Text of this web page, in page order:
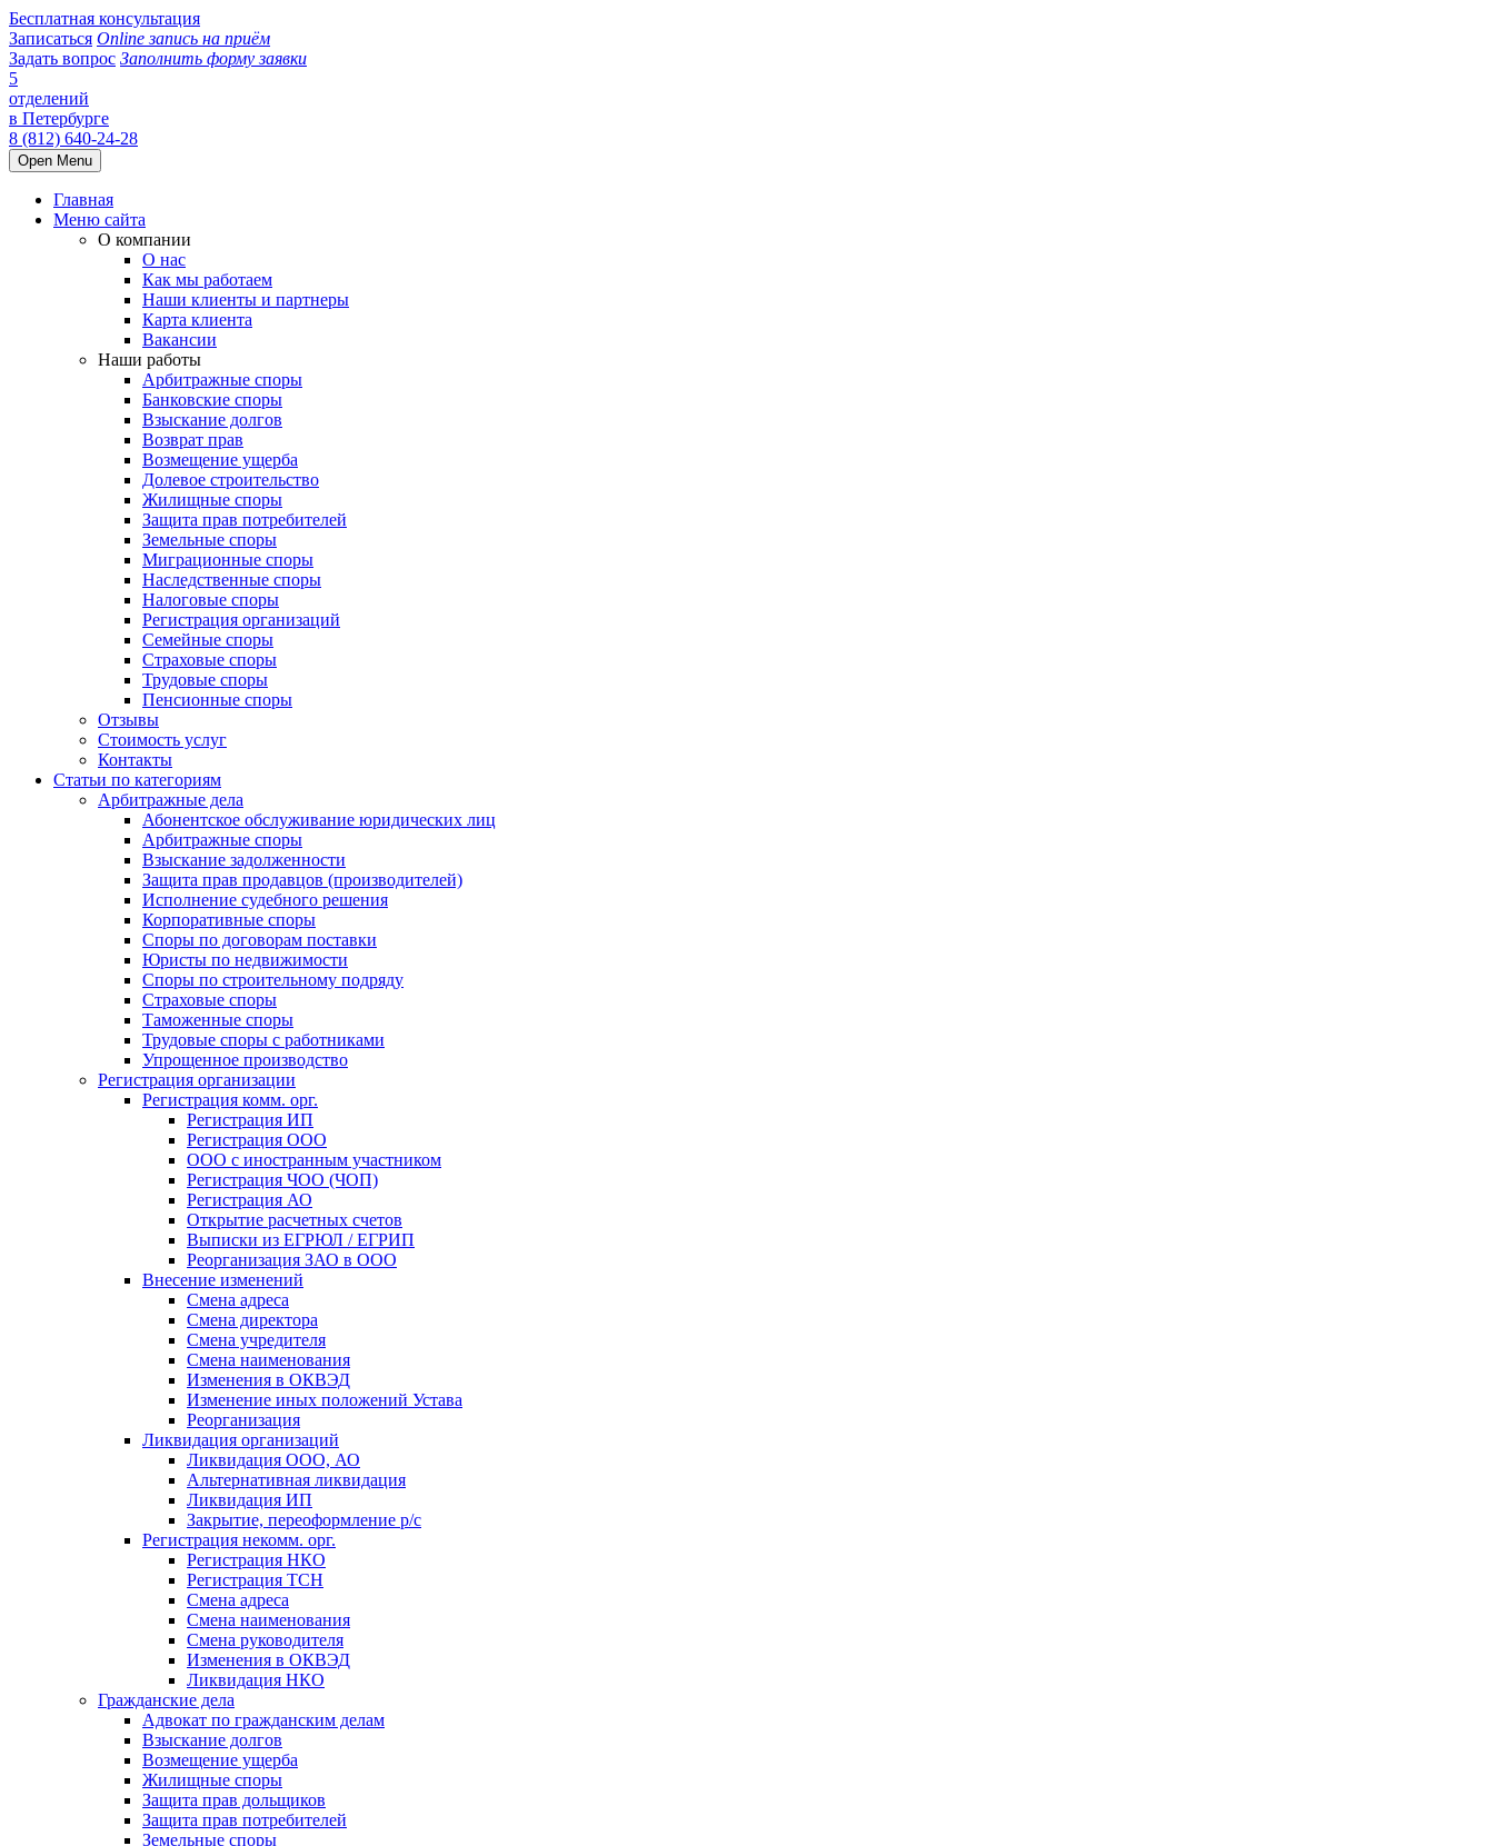
Бесплатная консультация
Записаться Online запись на приём
Задать вопрос Заполнить форму заявки
5
отделений
в Петербурге
8 (812) 640-24-28
Open Menu
Главная
Меню сайта
О компании
О нас
Как мы работаем
Наши клиенты и партнеры
Карта клиента
Вакансии
Наши работы
Арбитражные споры
Банковские споры
Взыскание долгов
Возврат прав
Возмещение ущерба
Долевое строительство
Жилищные споры
Защита прав потребителей
Земельные споры
Миграционные споры
Наследственные споры
Налоговые споры
Регистрация организаций
Семейные споры
Страховые споры
Трудовые споры
Пенсионные споры
Отзывы
Стоимость услуг
Контакты
Статьи по категориям
Арбитражные дела
Абонентское обслуживание юридических лиц
Арбитражные споры
Взыскание задолженности
Защита прав продавцов (производителей)
Исполнение судебного решения
Корпоративные споры
Споры по договорам поставки
Юристы по недвижимости
Споры по строительному подряду
Страховые споры
Таможенные споры
Трудовые споры с работниками
Упрощенное производство
Регистрация организации
Регистрация комм. орг.
Регистрация ИП
Регистрация ООО
ООО с иностранным участником
Регистрация ЧОО (ЧОП)
Регистрация АО
Открытие расчетных счетов
Выписки из ЕГРЮЛ / ЕГРИП
Реорганизация ЗАО в ООО
Внесение изменений
Смена адреса
Смена директора
Cмена учредителя
Смена наименования
Изменения в ОКВЭД
Изменение иных положений Устава
Реорганизация
Ликвидация организаций
Ликвидация ООО, АО
Альтернативная ликвидация
Ликвидация ИП
Закрытие, переоформление р/с
Регистрация некомм. орг.
Регистрация НКО
Регистрация ТСН
Смена адреса
Смена наименования
Смена руководителя
Изменения в ОКВЭД
Ликвидация НКО
Гражданские дела
Адвокат по гражданским делам
Взыскание долгов
Возмещение ущерба
Жилищные споры
Защита прав дольщиков
Защита прав потребителей
Земельные споры